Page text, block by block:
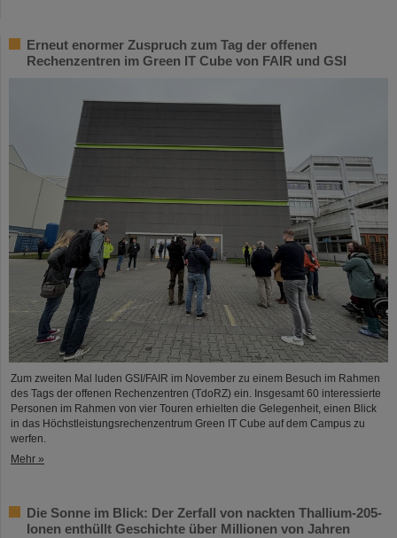
Erneut enormer Zuspruch zum Tag der offenen
Rechenzentren im Green IT Cube von FAIR und GSI
Zum zweiten Mal luden GSI/FAIR im November zu einem Besuch im Rahmen
des Tags der offenen Rechenzentren (TdoRZ) ein. Insgesamt 60 interessierte
Personen im Rahmen von vier Touren erhielten die Gelegenheit, einen Blick
in das Höchstleistungsrechenzentrum Green IT Cube auf dem Campus zu
werfen.
Mehr »
Die Sonne im Blick: Der Zerfall von nackten Thallium-205-
Ionen enthüllt Geschichte über Millionen von Jahren